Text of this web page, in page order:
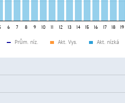
6 7 8 9 10 11 12 13 14 15 16 17 18 19
Prům. níz. Akt. Vys. Akt. nízká